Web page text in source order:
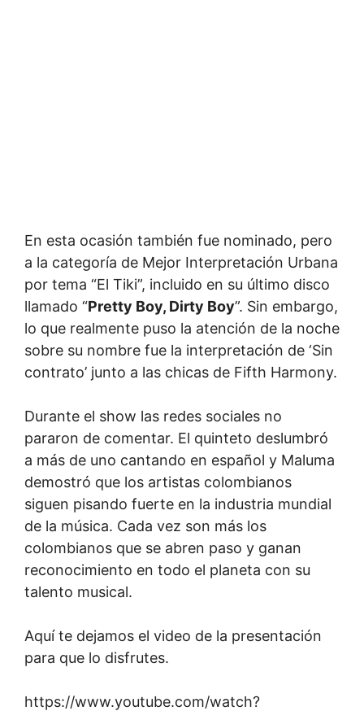
En esta ocasión también fue nominado, pero
a la categoría de Mejor Interpretación Urbana
por tema “El Tiki”, incluido en su último disco
llamado “Pretty Boy, Dirty Boy”. Sin embargo,
lo que realmente puso la atención de la noche
sobre su nombre fue la interpretación de ‘Sin
contrato’ junto a las chicas de Fifth Harmony.
Durante el show las redes sociales no
pararon de comentar. El quinteto deslumbró
a más de uno cantando en español y Maluma
demostró que los artistas colombianos
siguen pisando fuerte en la industria mundial
de la música. Cada vez son más los
colombianos que se abren paso y ganan
reconocimiento en todo el planeta con su
talento musical.
Aquí te dejamos el video de la presentación
para que lo disfrutes.
https://www.youtube.com/watch?